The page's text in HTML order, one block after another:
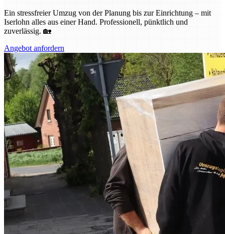
Ein stressfreier Umzug von der Planung bis zur Einrichtung – mit
Iserlohn alles aus einer Hand. Professionell, pünktlich und
zuverlässig. 🏡
Angebot anfordern